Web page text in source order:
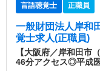
言語聴覚士 正職員
一般財団法人岸和
覚士求人(正職員)
【大阪府／岸和田市
46分アクセス◎平成